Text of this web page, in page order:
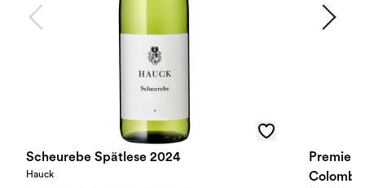
Scheurebe Spätlese 2024
Hauck
Premier